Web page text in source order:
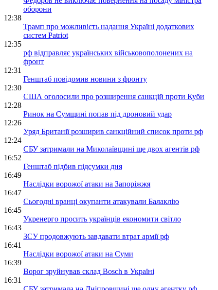
оборони
12:38
Трамп про можливість надання Україні додаткових
систем Patriot
12:35
рф відправляє українських військовополонених на
фронт
12:31
Генштаб повідомив новини з фронту
12:30
США оголосили про розширення санкцій проти Куби
12:28
Ринок на Сумщині попав під дроновий удар
12:26
Уряд Британії розширив санкційний список проти рф
12:24
СБУ затримали на Миколаївщині ще двох агентів рф
16:52
Генштаб підбив підсумки дня
16:49
Наслідки ворожої атаки на Запоріжжя
16:47
Сьогодні вранці окупанти атакували Балаклію
16:45
Укренерго просить українців економити світло
16:43
ЗСУ продовжують завдавати втрат армії рф
16:41
Наслідки ворожої атаки на Суми
16:39
Ворог зруйнував склад Bosch в Україні
16:31